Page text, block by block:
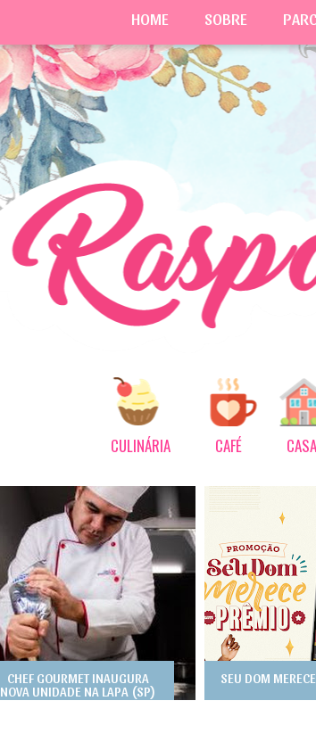
CULINÁRIA CAFÉ CASA
CHEF GOURMET INAUGURA
NOVA UNIDADE NA LAPA (SP)
SEU DOM
HOME SOBRE